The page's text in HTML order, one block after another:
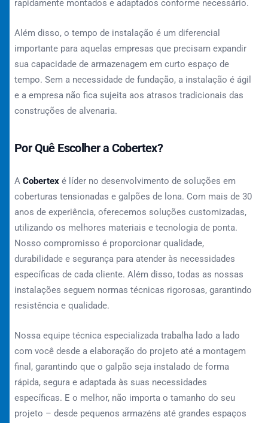
rapidamente montados e adaptados conforme necessário.
Além disso, o tempo de instalação é um diferencial
importante para aquelas empresas que precisam expandir
sua capacidade de armazenagem em curto espaço de
tempo. Sem a necessidade de fundação, a instalação é ágil
e a empresa não fica sujeita aos atrasos tradicionais das
construções de alvenaria.
Por Quê Escolher a Cobertex?
A Cobertex é líder no desenvolvimento de soluções em
coberturas tensionadas e galpões de lona. Com mais de 30
anos de experiência, oferecemos soluções customizadas,
utilizando os melhores materiais e tecnologia de ponta.
Nosso compromisso é proporcionar qualidade,
durabilidade e segurança para atender às necessidades
específicas de cada cliente. Além disso, todas as nossas
instalações seguem normas técnicas rigorosas, garantindo
resistência e qualidade.
Nossa equipe técnica especializada trabalha lado a lado
com você desde a elaboração do projeto até a montagem
final, garantindo que o galpão seja instalado de forma
rápida, segura e adaptada às suas necessidades
específicas. E o melhor, não importa o tamanho do seu
projeto – desde pequenos armazéns até grandes espaços